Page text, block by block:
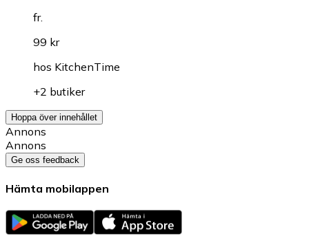
fr.
99 kr
hos KitchenTime
+2 butiker
Hoppa över innehållet
Annons
Annons
Ge oss feedback
Hämta mobilappen